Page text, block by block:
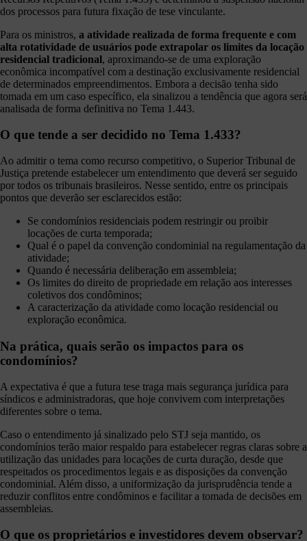
dos processos para futura fixação de tese vinculante.
Para os ministros, a atividade realizada de forma frequente e com
alta rotatividade de usuários pode extrapolar os limites da locação
residencial tradicional, aproximando-se de uma exploração
econômica incompatível com a destinação exclusivamente residencial
de determinados empreendimentos. Embora a decisão tenha sido
tomada em um caso específico, ela sinalizou a tendência que agora será
analisada de forma definitiva no Tema 1.443.
O que tende a ser decidido no Tema 1.433?
Ao admitir o tema como recurso competitivo, o Superior Tribunal de
Justiça pretende estabelecer um entendimento que deverá ser seguido
por todos os tribunais brasileiros. Nesse sentido, entre os principais
pontos que deverão ser esclarecidos estão:
Se condomínios residenciais podem restringir ou proibir
locações de curta temporada;
Qual é o papel da convenção condominial na regulamentação da
atividade;
Quando é necessária deliberação em assembleia;
Os limites do direito de propriedade em relação aos interesses
coletivos dos condôminos;
A caracterização da atividade como locação residencial ou
exploração econômica.
Na prática, quais serão os impactos para os
condomínios?
A expectativa é que a futura tese traga mais segurança jurídica para
síndicos e administradoras, que hoje convivem com interpretações
diferentes sobre o tema.
Caso o entendimento já sinalizado pelo STJ seja mantido, os
condomínios terão maior respaldo para estabelecer regras claras sobre a
utilização das unidades para locações de curta duração, desde que
respeitados os procedimentos legais e as disposições da convenção
condominial. Além disso, a uniformização da jurisprudência tende a
reduzir conflitos entre condôminos e facilitar a tomada de decisões em
assembleias.
O que os proprietários e investidores devem observar?